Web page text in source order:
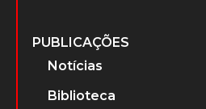
PUBLICAÇÕES
Notícias
Biblioteca